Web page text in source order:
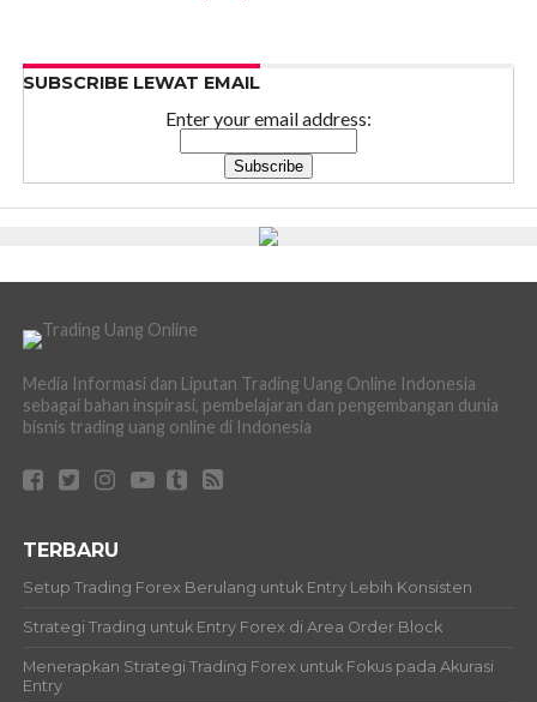
SUBSCRIBE LEWAT EMAIL
Enter your email address:
Media Informasi dan Liputan Trading Uang Online Indonesia
sebagai bahan inspirasi, pembelajaran dan pengembangan dunia
bisnis trading uang online di Indonesia
TERBARU
Setup Trading Forex Berulang untuk Entry Lebih Konsisten
Strategi Trading untuk Entry Forex di Area Order Block
Menerapkan Strategi Trading Forex untuk Fokus pada Akurasi
Entry